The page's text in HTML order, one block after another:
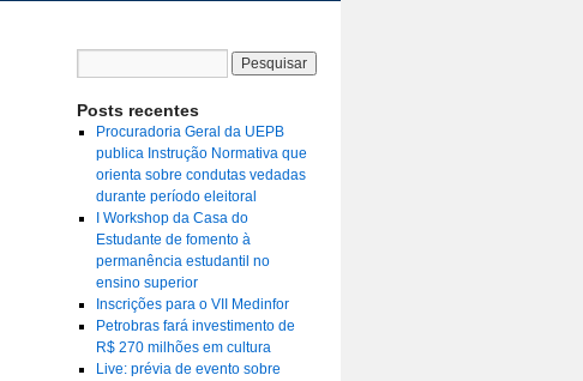
Posts recentes
Procuradoria Geral da UEPB
publica Instrução Normativa que
orienta sobre condutas vedadas
durante período eleitoral
I Workshop da Casa do
Estudante de fomento à
permanência estudantil no
ensino superior
Inscrições para o VII Medinfor
Petrobras fará investimento de
R$ 270 milhões em cultura
Live: prévia de evento sobre